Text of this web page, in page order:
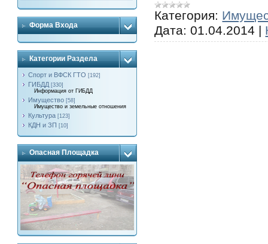
Форма Входа
Категории Раздела
Спорт и ВФСК ГТО [192]
ГИБДД [330]
Информация от ГИБДД
Имущество [58]
Имущество и земельные отношения
Культура [123]
КДН и ЗП [10]
Опасная Площадка
Категория:
Дата: 01.04.2014 |